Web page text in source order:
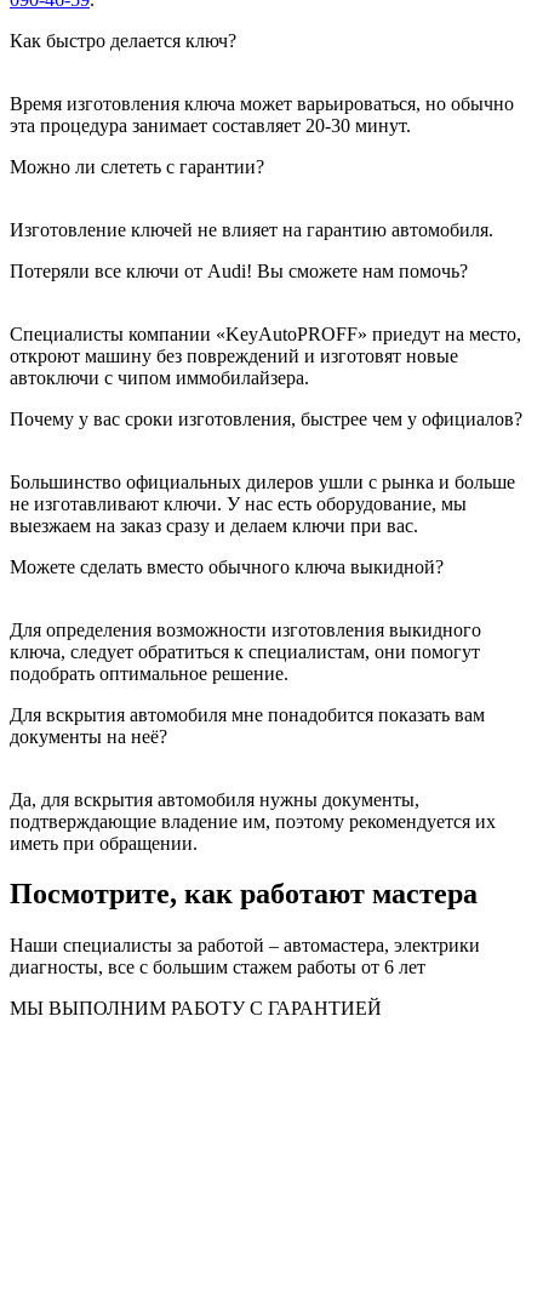
Как быстро делается ключ?
Время изготовления ключа может варьироваться, но обычно
эта процедура занимает составляет 20-30 минут.
Можно ли слететь с гарантии?
Изготовление ключей не влияет на гарантию автомобиля.
Потеряли все ключи от Audi! Вы сможете нам помочь?
Специалисты компании «KeyAutoPROFF» приедут на место,
откроют машину без повреждений и изготовят новые
автоключи с чипом иммобилайзера.
Почему у вас сроки изготовления, быстрее чем у официалов?
Большинство официальных дилеров ушли с рынка и больше
не изготавливают ключи. У нас есть оборудование, мы
выезжаем на заказ сразу и делаем ключи при вас.
Можете сделать вместо обычного ключа выкидной?
Для определения возможности изготовления выкидного
ключа, следует обратиться к специалистам, они помогут
подобрать оптимальное решение.
Для вскрытия автомобиля мне понадобится показать вам
документы на неё?
Да, для вскрытия автомобиля нужны документы,
подтверждающие владение им, поэтому рекомендуется их
иметь при обращении.
Посмотрите, как работают мастера
Наши специалисты за работой – автомастера, электрики
диагносты, все с большим стажем работы от 6 лет
МЫ ВЫПОЛНИМ РАБОТУ С ГАРАНТИЕЙ